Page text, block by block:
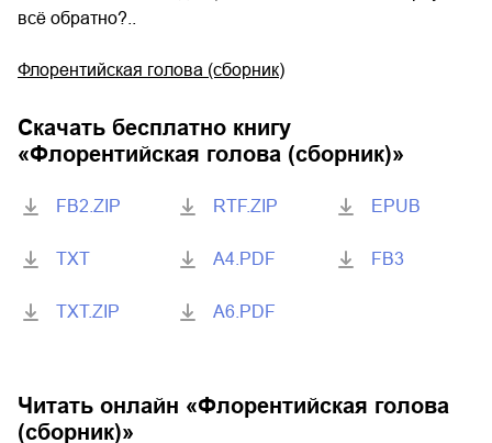
всё обратно?..
Флорентийская голова (сборник)
Скачать бесплатно книгу
«Флорентийская голова (сборник)»
FB2.ZIP
TXT
TXT.ZIP
RTF.ZIP
A4.PDF
A6.PDF
EPUB
FB3
Читать онлайн «Флорентийская голова
(сборник)»